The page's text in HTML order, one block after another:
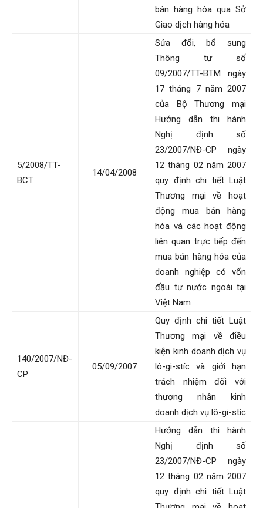
bán hàng hóa qua Sở
Giao dịch hàng hóa
5/2008/TT-
BCT
14/04/2008
Sửa đổi, bổ sung
Thông tư số
09/2007/TT-BTM ngày
17 tháng 7 năm 2007
của Bộ Thương mại
Hướng dẫn thi hành
Nghị định số
23/2007/NĐ-CP ngày
12 tháng 02 năm 2007
quy định chi tiết Luật
Thương mại về hoạt
động mua bán hàng
hóa và các hoạt động
liên quan trực tiếp đến
mua bán hàng hóa của
doanh nghiệp có vốn
đầu tư nước ngoài tại
Việt Nam
140/2007/NĐ-
CP
05/09/2007
Quy định chi tiết Luật
Thương mại về điều
kiện kinh doanh dịch vụ
lô-gi-stíc và giới hạn
trách nhiệm đối với
thương nhân kinh
doanh dịch vụ lô-gi-stíc
Hướng dẫn thi hành
Nghị định số
23/2007/NĐ-CP ngày
12 tháng 02 năm 2007
quy định chi tiết Luật